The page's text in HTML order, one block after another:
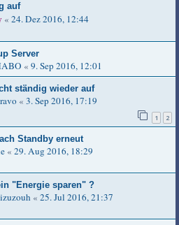
auf
« 24. Dez 2016, 12:44
Server
« 9. Sep 2016, 12:01
ständig wieder auf
« 3. Sep 2016, 17:19
1 2
Standby erneut
« 29. Aug 2016, 18:29
"Energie sparen" ?
« 25. Jul 2016, 21:37